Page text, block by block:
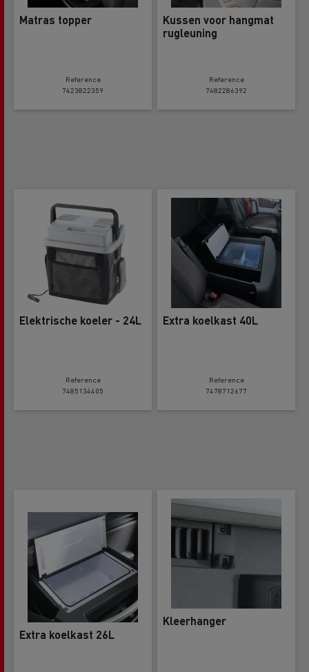
Matras topper
Reference
7423822359
Kussen voor hangmat
rugleuning
Reference
7482286392
Elektrische koeler - 24L
Reference
7485134405
Extra koelkast 40L
Reference
7478712677
Extra koelkast 26L
Kleerhanger